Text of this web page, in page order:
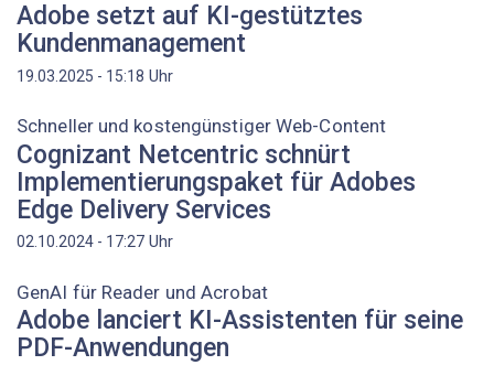
Adobe setzt auf KI-gestütztes
Kundenmanagement
19.03.2025 - 15:18 Uhr
Schneller und kostengünstiger Web-Content
Cognizant Netcentric schnürt
Implementierungspaket für Adobes
Edge Delivery Services
02.10.2024 - 17:27 Uhr
GenAI für Reader und Acrobat
Adobe lanciert KI-Assistenten für seine
PDF-Anwendungen